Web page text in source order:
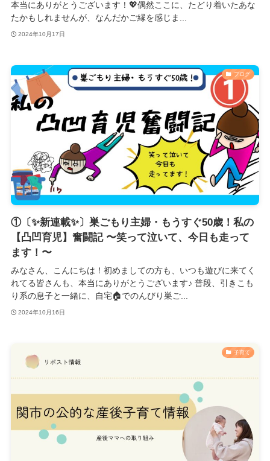
本当にありがとうございます！💖偶然ここに、たどり着いたあな
たかもしれませんが、なんだかご縁を感じま...
2024年10月17日
ブログ
①〔✨新連載✨〕巣ごもり主婦・もうすぐ50歳！私の
【凸凹育児】奮闘記 〜笑って泣いて、今日も走って
ます！〜
みなさん、こんにちは！初めましての方も、いつも遊びに来てく
れてる皆さんも、本当にありがとうございます♪ 普段、引きこも
り系の息子と一緒に、自宅🏠でのんびり巣ご...
2024年10月16日
子育て